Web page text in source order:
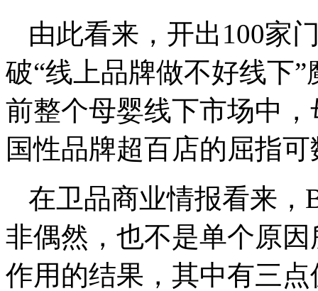
由此看来，开出100家
破“线上品牌做不好线下
前整个母婴线下市场中
国性品牌超百店的屈指可
在卫品商业情报看来，
非偶然，也不是单个原
作用的结果，其中有三